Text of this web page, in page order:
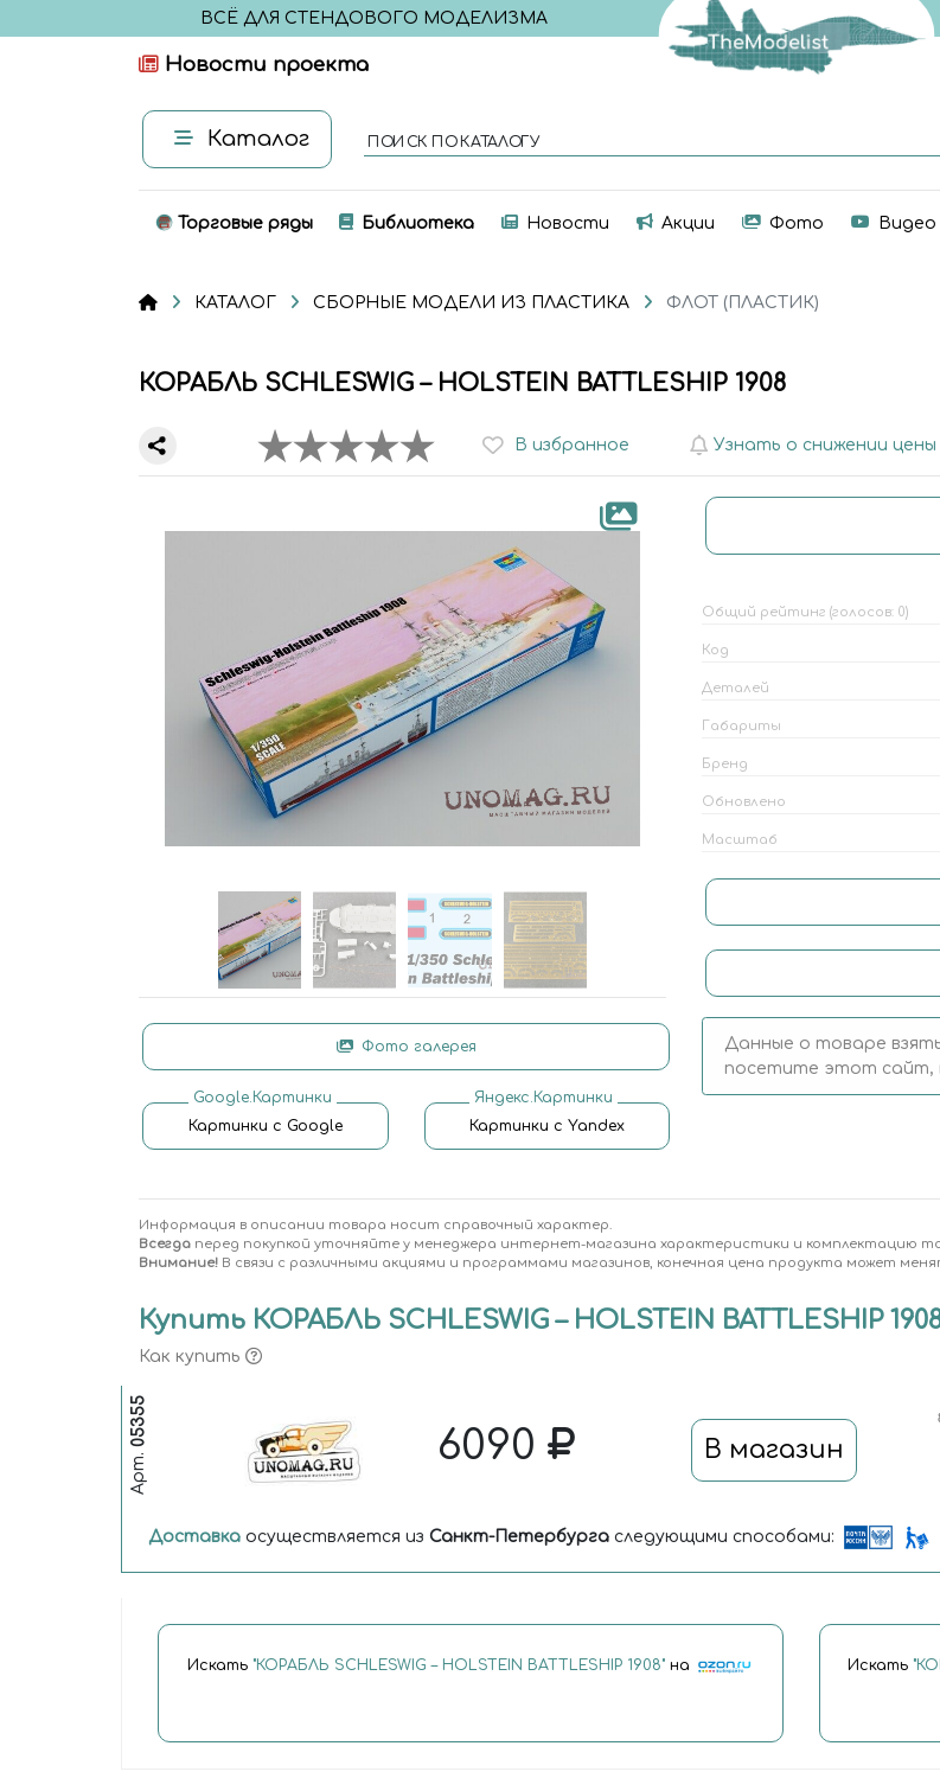
ВСЁ ДЛЯ СТЕНДОВОГО МОДЕЛИЗМА
Новости проекта
Каталог ПОИСК ПО КАТАЛОГУ
Торговые ряды Библиотека Новости Акции Фото Видео
КАТАЛОГ СБОРНЫЕ МОДЕЛИ ИЗ ПЛАСТИКА ФЛОТ (ПЛАСТИК)
КОРАБЛЬ SCHLESWIG – HOLSTEIN BATTLESHIP 1908
В избранное Узнать о снижении цены
Фото галерея
Google.Картинки
Картинки с Google
Яндекс.Картинки
Картинки с Yandex
Общий рейтинг (голосов: 0)
Код
Деталей
Габариты
Бренд
Обновлено
Масштаб
Данные о товаре
посетите этот сайт,
Информация в описании товара носит справочный характер.
Всегда перед покупкой уточняйте у менеджера интернет-магазина характеристики и комплектацию
Внимание! В связи с различными акциями и программами магазинов, конечная цена продукта может
Купить КОРАБЛЬ SCHLESWIG – HOLSTEIN BATTLESHIP
Как купить
Арт.
05355 6090 В магазин
Доставка осуществляется из Санкт-Петербурга следующими способами:
Искать "КОРАБЛЬ SCHLESWIG – HOLSTEIN BATTLESHIP 1908"на Искать